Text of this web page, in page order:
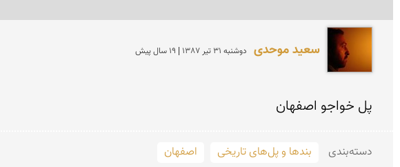
سعید موحدی دوشنبه 31 تير 1387 | 19 سال پیش
پل خواجو اصفهان
دسته‌بندی بندها و پل‌های تاریخی اصفهان